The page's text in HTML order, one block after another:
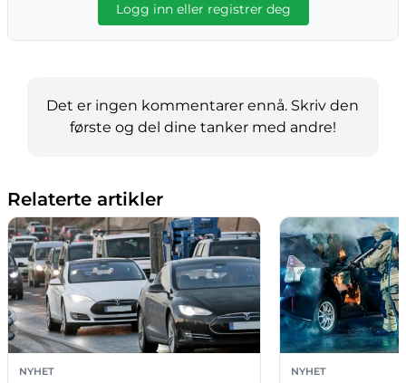
Logg inn eller registrer deg
Det er ingen kommentarer ennå. Skriv den
første og del dine tanker med andre!
Relaterte artikler
NYHET NYHET